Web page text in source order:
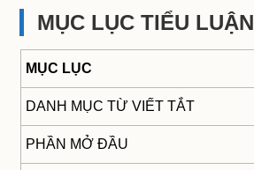
MỤC LỤC TIỂU LUẬN
MỤC LỤC
DANH MỤC TỪ VIẾT TẮT
PHẦN MỞ ĐẦU